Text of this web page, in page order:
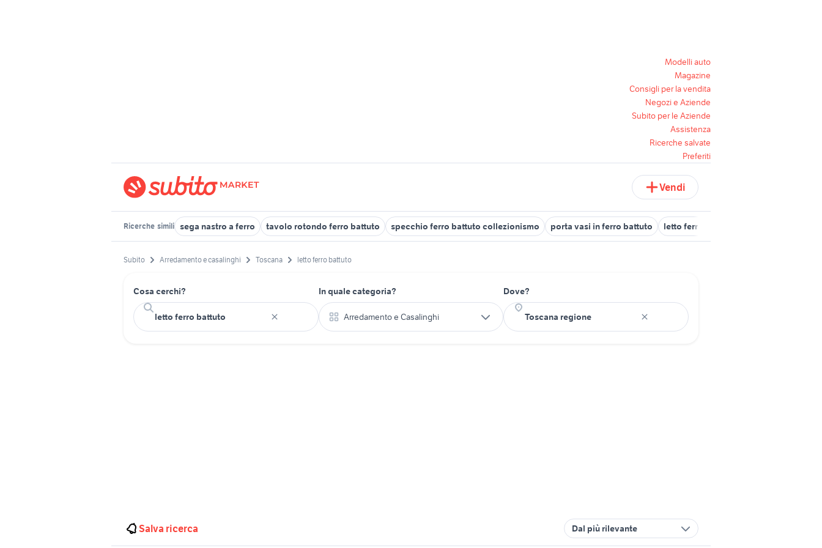
Modelli auto
Magazine
Consigli per la vendita
Negozi e Aziende
Subito per le Aziende
Assistenza
Ricerche salvate
Preferiti
Vendi
Ricerche simili sega nastro a ferro tavolo rotondo ferro battuto specchio ferro battuto collezionismo porta vasi in ferro battuto letto ferro battuto matrimoniale oro
Subito Arredamento e casalinghi Toscana letto ferro battuto
Cosa cerchi? In quale categoria?
Arredamento e Casalinghi
Dove?
Salva ricerca Dal più rilevante